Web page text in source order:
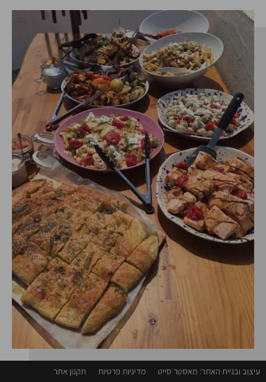
עיצוב ובניית האתר: מאסטר סייט מדיניות פרטיות תקנון אתר